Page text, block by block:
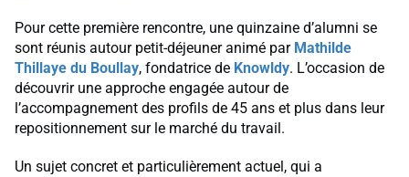
Pour cette première rencontre, une quinzaine d’alumni se
sont réunis autour petit-déjeuner animé par Mathilde
Thillaye du Boullay, fondatrice de Knowldy. L’occasion de
découvrir une approche engagée autour de
l’accompagnement des profils de 45 ans et plus dans leur
repositionnement sur le marché du travail.
Un sujet concret et particulièrement actuel, qui a